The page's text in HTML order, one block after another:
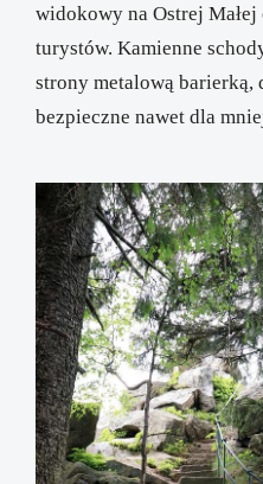
widokowy na Ostrej
turystów. Kamienne
strony metalową barierką,
bezpieczne nawet dla